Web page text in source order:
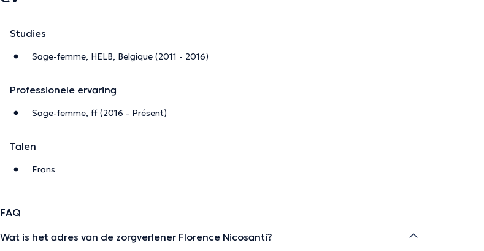
Studies
Sage-femme, HELB, Belgique (2011 - 2016)
Professionele ervaring
Sage-femme, ff (2016 - Présent)
Talen
Frans
FAQ
Wat is het adres van de zorgverlener Florence Nicosanti?